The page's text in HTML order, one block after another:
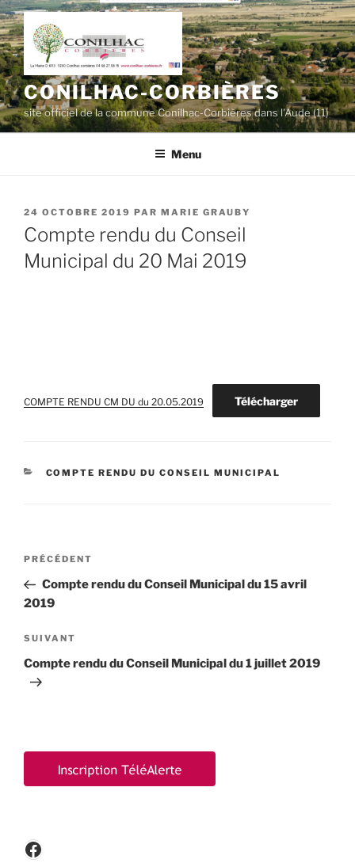
Aller
au
contenu
principal
CONILHAC-CORBIÈRES
site officiel de la commune Conilhac-Corbières dans l'Aude (11)
Menu
PUBLIÉ
LE
24 OCTOBRE 2019 PAR MARIE GRAUBY
Compte rendu du Conseil
Municipal du 20 Mai 2019
COMPTE RENDU CM DU du 20.05.2019 Télécharger
CATÉGORIES
COMPTE RENDU DU CONSEIL MUNICIPAL
Navigation
l’article
Article
précédent
PRÉCÉDENT
Compte rendu du Conseil Municipal du 15 avril
2019
Article
suivant
SUIVANT
Compte rendu du Conseil Municipal du 1 juillet 2019
Facebook